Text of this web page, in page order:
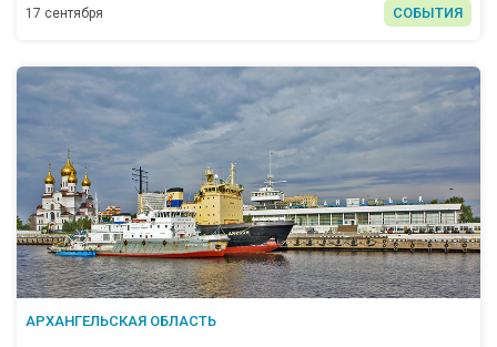
17 сентября СОБЫТИЯ
АРХАНГЕЛЬСКАЯ ОБЛАСТЬ